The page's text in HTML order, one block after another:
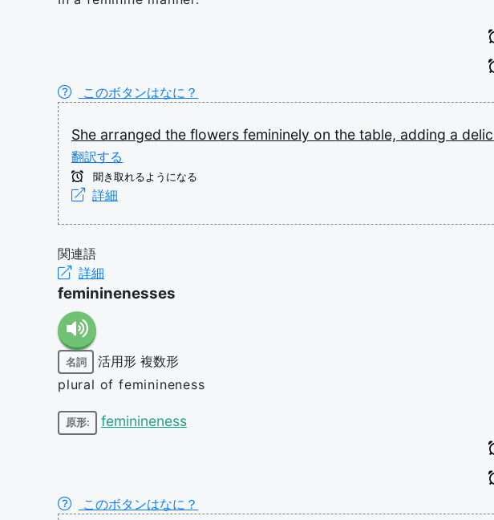
このボタンはなに？
She arranged the flowers femininely on the table, adding a
翻訳する
聞き取れるようになる
詳細
関連語
詳細
femininenesses
名詞 活用形 複数形
plural of feminineness
原形: feminineness
このボタンはなに？